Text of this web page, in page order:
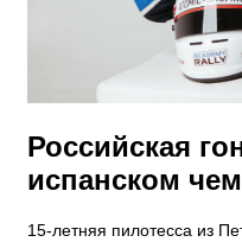
Российская
испанском
15-летняя пилотесса из